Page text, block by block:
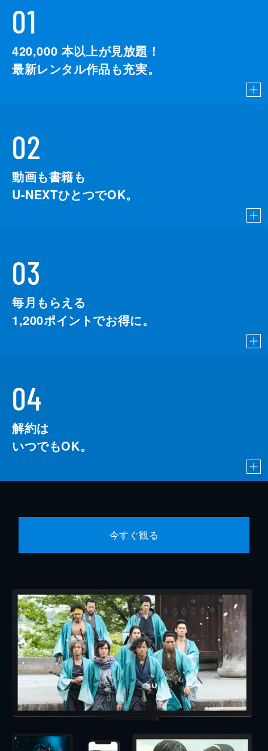
01
420,000 本以上が見放題！
最新レンタル作品も充実。
02
動画も書籍も
U-NEXTひとつでOK。
03
毎月もらえる
1,200ポイントでお得に。
04
解約は
いつでもOK。
今すぐ観る